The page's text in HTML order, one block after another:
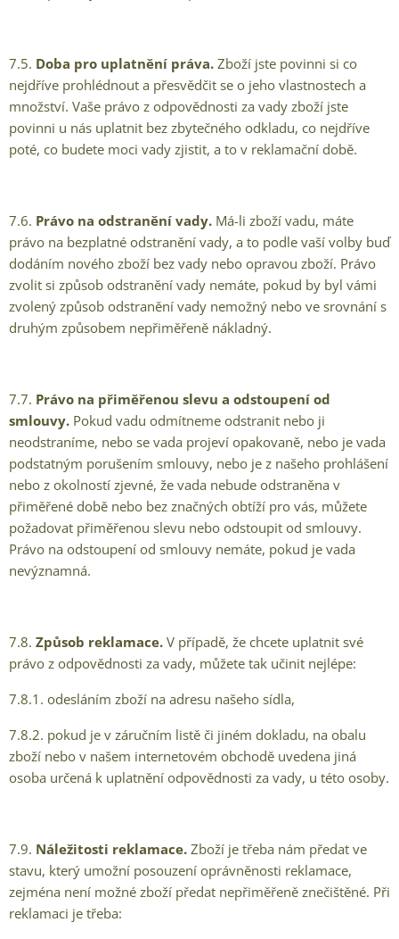
7.5. Doba pro uplatnění práva. Zboží jste povinni si co
nejdříve prohlédnout a přesvědčit se o jeho vlastnostech a
množství. Vaše právo z odpovědnosti za vady zboží jste
povinni u nás uplatnit bez zbytečného odkladu, co nejdříve
poté, co budete moci vady zjistit, a to v reklamační době.
7.6. Právo na odstranění vady. Má-li zboží vadu, máte
právo na bezplatné odstranění vady, a to podle vaší volby buď
dodáním nového zboží bez vady nebo opravou zboží. Právo
zvolit si způsob odstranění vady nemáte, pokud by byl vámi
zvolený způsob odstranění vady nemožný nebo ve srovnání s
druhým způsobem nepřiměřeně nákladný.
7.7. Právo na přiměřenou slevu a odstoupení od
smlouvy. Pokud vadu odmítneme odstranit nebo ji
neodstraníme, nebo se vada projeví opakovaně, nebo je vada
podstatným porušením smlouvy, nebo je z našeho prohlášení
nebo z okolností zjevné, že vada nebude odstraněna v
přiměřené době nebo bez značných obtíží pro vás, můžete
požadovat přiměřenou slevu nebo odstoupit od smlouvy.
Právo na odstoupení od smlouvy nemáte, pokud je vada
nevýznamná.
7.8. Způsob reklamace. V případě, že chcete uplatnit své
právo z odpovědnosti za vady, můžete tak učinit nejlépe:
7.8.1. odesláním zboží na adresu našeho sídla,
7.8.2. pokud je v záručním listě či jiném dokladu, na obalu
zboží nebo v našem internetovém obchodě uvedena jiná
osoba určená k uplatnění odpovědnosti za vady, u této osoby.
7.9. Náležitosti reklamace. Zboží je třeba nám předat ve
stavu, který umožní posouzení oprávněnosti reklamace,
zejména není možné zboží předat nepřiměřeně znečištěné. Při
reklamaci je třeba: